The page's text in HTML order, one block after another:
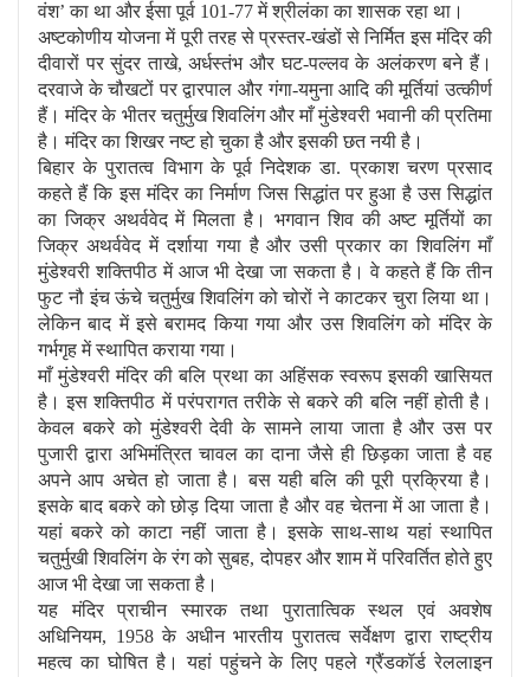
वंश’ का था और ईसा पूर्व 101-77 में श्रीलंका का शासक रहा था।
अष्‍टकोणीय योजना में पूरी तरह से प्रस्‍तर-खंडों से निर्मित इस मंदिर की
दीवारों पर सुंदर ताखे, अर्धस्‍तंभ और घट-पल्‍लव के अलंकरण बने हैं।
दरवाजे के चौखटों पर द्वारपाल और गंगा-यमुना आदि की मूर्तियां उत्‍कीर्ण
हैं। मंदिर के भीतर चतुर्मुख शिवलिंग और माँ मुंडेश्वरी भवानी की प्रतिमा
है। मंदिर का शिखर नष्‍ट हो चुका है और इसकी छत नयी है।
बिहार के पुरातत्व विभाग के पूर्व निदेशक डा. प्रकाश चरण प्रसाद
कहते हैं कि इस मंदिर का निर्माण जिस सिद्धांत पर हुआ है उस सिद्धांत
का जिक्र अथर्ववेद में मिलता है। भगवान शिव की अष्ट मूर्तियों का
जिक्र अथर्ववेद में दर्शाया गया है और उसी प्रकार का शिवलिंग माँ
मुंडेश्वरी शक्तिपीठ में आज भी देखा जा सकता है। वे कहते हैं कि तीन
फुट नौ इंच ऊंचे चतुर्मुख शिवलिंग को चोरों ने काटकर चुरा लिया था।
लेकिन बाद में इसे बरामद किया गया और उस शिवलिंग को मंदिर के
गर्भगृह में स्थापित कराया गया।
माँ मुंडेश्वरी मंदिर की बलि प्रथा का अहिंसक स्‍वरूप इसकी खासियत
है। इस शक्तिपीठ में परंपरागत तरीके से बकरे की बलि नहीं होती है।
केवल बकरे को मुंडेश्वरी देवी के सामने लाया जाता है और उस पर
पुजारी द्वारा अभिमंत्रित चावल का दाना जैसे ही छिड़का जाता है वह
अपने आप अचेत हो जाता है। बस यही बलि की पूरी प्रक्रिया है।
इसके बाद बकरे को छोड़ दिया जाता है और वह चेतना में आ जाता है।
यहां बकरे को काटा नहीं जाता है। इसके साथ-साथ यहां स्थापित
चतुर्मुखी शिवलिंग के रंग को सुबह, दोपहर और शाम में परिवर्तित होते हुए
आज भी देखा जा सकता है।
यह मंदिर प्राचीन स्‍मारक तथा पुरातात्विक स्‍थल एवं अवशेष
अधिनियम, 1958 के अधीन भारतीय पुरातत्‍व सर्वेक्षण द्वारा राष्‍ट्रीय
महत्‍व का घोषित है। यहां पहुंचने के लिए पहले ग्रैंडकॉर्ड रेललाइन